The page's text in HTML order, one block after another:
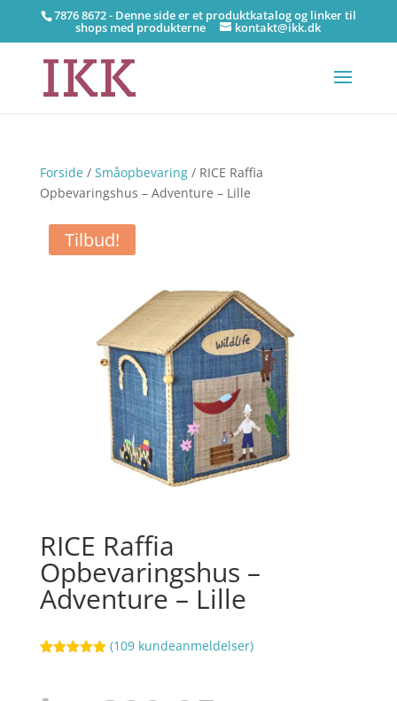
7876 8672 - Denne side er et produktkatalog og linker til
shops med produkterne kontakt@ikk.dk
Forside/ Småopbevaring/ RICE Raffia
Opbevaringshus – Adventure – Lille
Tilbud!
RICE Raffia
Opbevaringshus –
Adventure – Lille
(109 kundeanmeldelser)